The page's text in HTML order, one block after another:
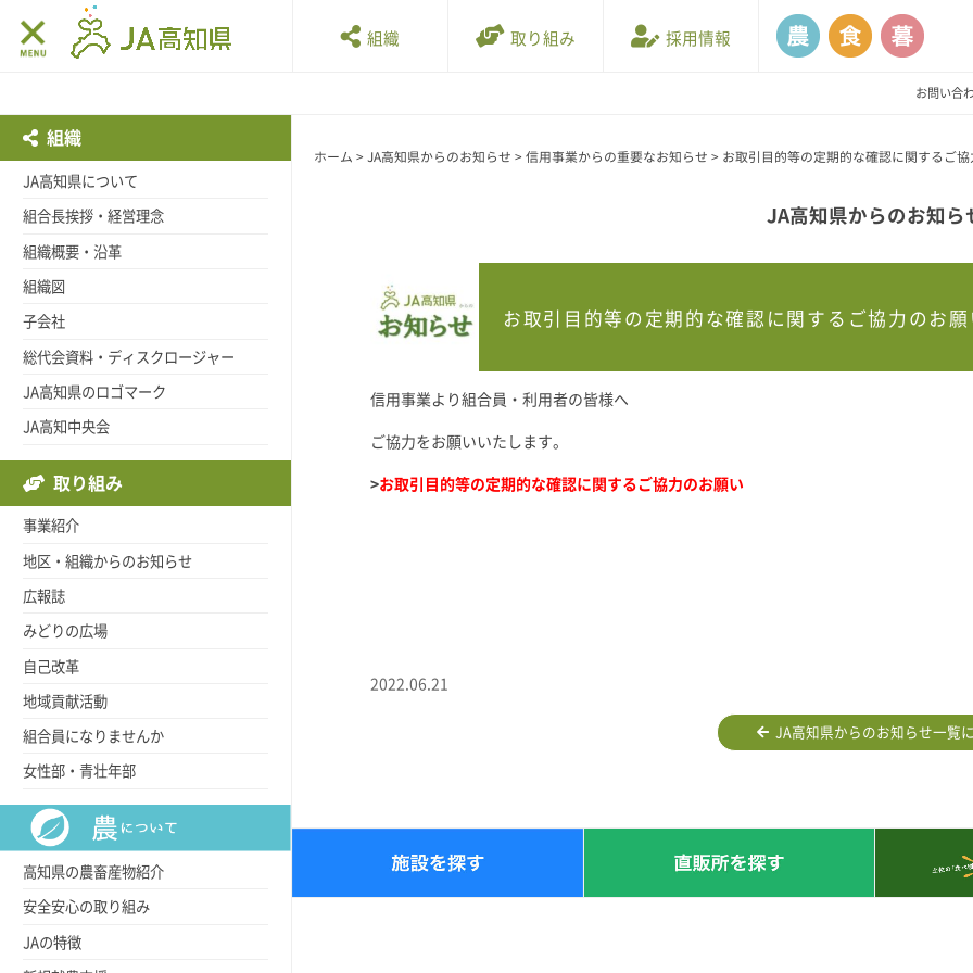
組織 取り組み 採用情報
お問い合
ホーム > JA高知県からのお知らせ > 信用事業からの重要なお知らせ > お取引目的等の定期的な確認に関するご協
JA高知県からのお知ら
お取引目的等の定期的な確認に関するご協力のお願
信用事業より組合員・利用者の皆様へ
ご協力をお願いいたします。
>お取引目的等の定期的な確認に関するご協力のお願い
2022.06.21
JA高知県からのお知らせ一覧
組織
JA高知県について
組合長挨拶・経営理念
組織概要・沿革
組織図
子会社
総代会資料・ディスクロージャー
JA高知県のロゴマーク
JA高知中央会
取り組み
事業紹介
地区・組織からのお知らせ
広報誌
みどりの広場
自己改革
地域貢献活動
組合員になりませんか
女性部・青壮年部
高知県の農畜産物紹介
安全安心の取り組み
JAの特徴